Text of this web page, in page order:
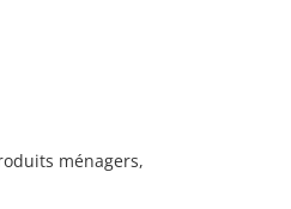
ménagers,